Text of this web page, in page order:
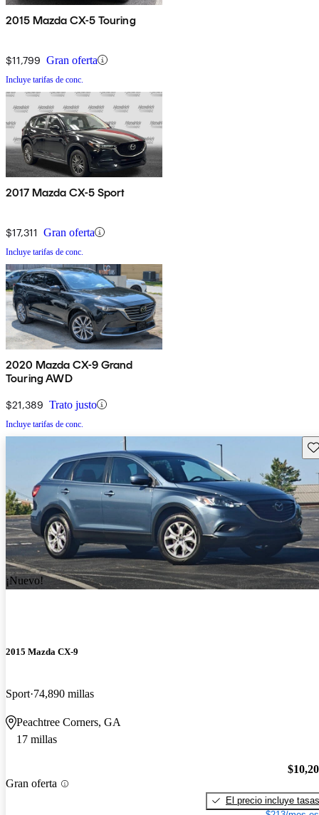
2015 Mazda CX-5 Touring
$11,799 Gran oferta
Incluye tarifas de conc.
2017 Mazda CX-5 Sport
$17,311 Gran oferta
Incluye tarifas de conc.
2020 Mazda CX-9 Grand
Touring AWD
$21,389 Trato justo
Incluye tarifas de conc.
¡Nuevo!
2015 Mazda CX-9
Sport 74,890 millas
Peachtree Corners, GA
17 millas
Gran oferta
El precio incluye tasas